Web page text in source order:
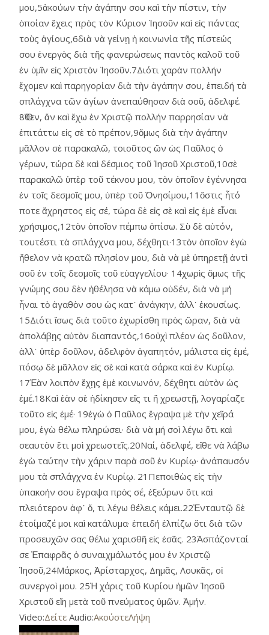
μου,5ἀκούων τὴν ἀγάπην σου καὶ τὴν πίστιν, τὴν
ὁποίαν ἔχεις πρὸς τὸν Κύριον Ἰησοῦν καὶ εἰς πάντας
τοὺς ἁγίους,6διὰ νὰ γείνῃ ἡ κοινωνία τῆς πίστεώς
σου ἐνεργὸς διὰ τῆς φανερώσεως παντὸς καλοῦ τοῦ
ἐν ὑμῖν εἰς Χριστὸν Ἰησοῦν.7Διότι χαρὰν πολλήν
ἔχομεν καὶ παρηγορίαν διὰ τὴν ἀγάπην σου, ἐπειδή τὰ
σπλάγχνα τῶν ἁγίων ἀνεπαύθησαν διὰ σοῦ, ἀδελφέ.
8Ὅθεν, ἄν καὶ ἔχω ἐν Χριστῷ πολλήν παρρησίαν νὰ
ἐπιτάττω εἰς σὲ τὸ πρέπον,9ὅμως διὰ τὴν ἀγάπην
μᾶλλον σὲ παρακαλῶ, τοιοῦτος ὤν ὡς Παῦλος ὁ
γέρων, τώρα δὲ καὶ δέσμιος τοῦ Ἰησοῦ Χριστοῦ,10σὲ
παρακαλῶ ὑπὲρ τοῦ τέκνου μου, τὸν ὁποῖον ἐγέννησα
ἐν τοῖς δεσμοῖς μου, ὑπὲρ τοῦ Ὀνησίμου,11ὅστις ἦτό
ποτε ἄχρηστος εἰς σέ, τώρα δὲ εἰς σὲ καὶ εἰς ἐμὲ εἶναι
χρήσιμος,12τὸν ὁποῖον πέμπω ὀπίσω. Σὺ δὲ αὐτόν,
τουτέστι τὰ σπλάγχνα μου, δέχθητι·13τὸν ὁποῖον ἐγὼ
ἤθελον νὰ κρατῶ πλησίον μου, διὰ νὰ μὲ ὑπηρετῇ ἀντὶ
σοῦ ἐν τοῖς δεσμοῖς τοῦ εὐαγγελίου· 14χωρὶς ὅμως τῆς
γνώμης σου δὲν ἠθέλησα νὰ κάμω οὐδέν, διὰ νὰ μή
ἦναι τὸ ἀγαθὸν σου ὡς κατ᾿ ἀνάγκην, ἀλλ᾿ ἐκουσίως.
15Διότι ἴσως διὰ τοῦτο ἐχωρίσθη πρὸς ὥραν, διὰ νὰ
ἀπολάβῃς αὐτὸν διαπαντός,16οὐχὶ πλέον ὡς δοῦλον,
ἀλλ᾿ ὑπὲρ δοῦλον, ἀδελφὸν ἀγαπητόν, μάλιστα εἰς ἐμέ,
πόσῳ δὲ μᾶλλον εἰς σὲ καὶ κατὰ σάρκα καὶ ἐν Κυρίῳ.
17Ἐὰν λοιπὸν ἔχῃς ἐμὲ κοινωνόν, δέχθητι αὐτὸν ὡς
ἐμέ.18Καὶ ἐὰν σὲ ἠδίκησεν εἴς τι ἤ χρεωστῇ, λογαρίαζε
τοῦτο εἰς ἐμέ· 19ἐγὼ ὁ Παῦλος ἔγραψα μὲ τὴν χεῖρά
μου, ἐγὼ θέλω πληρώσει· διὰ νὰ μή σοὶ λέγω ὅτι καὶ
σεαυτὸν ἔτι μοὶ χρεωστεῖς.20Ναί, ἀδελφέ, εἴθε νὰ λάβω
ἐγὼ ταύτην τὴν χάριν παρὰ σοῦ ἐν Κυρίῳ· ἀνάπαυσόν
μου τὰ σπλάγχνα ἐν Κυρίῳ. 21Πεποιθὼς εἰς τὴν
ὑπακοήν σου ἔγραψα πρὸς σέ, ἐξεύρων ὅτι καὶ
πλειότερον ἀφ᾿ ὅ, τι λέγω θέλεις κάμει.22Ἐνταυτῷ δὲ
ἑτοίμαζέ μοι καὶ κατάλυμα· ἐπειδή ἐλπίζω ὅτι διὰ τῶν
προσευχῶν σας θέλω χαρισθῆ εἰς ἐσᾶς. 23Ἀσπάζονταί
σε Ἐπαφρᾶς ὁ συναιχμάλωτός μου ἐν Χριστῷ
Ἰησοῦ,24Μάρκος, Ἀρίσταρχος, Δημᾶς, Λουκᾶς, οἱ
συνεργοὶ μου. 25Ἡ χάρις τοῦ Κυρίου ἡμῶν Ἰησοῦ
Χριστοῦ εἴη μετὰ τοῦ πνεύματος ὑμῶν. Ἀμήν.
Video:Δείτε Audio:ΑκούστεΛήψη